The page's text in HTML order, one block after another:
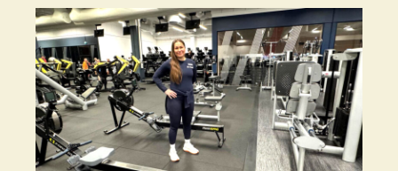
standardeja mukaillen. Tallberg ei kuulu lakisääteisen
kestävyysraportoinnin piiriin, mutta on päättänyt
raportoida vastuullisuudestaan vapaaehtoisesti.
Konsernin vastuullisuusraportti on laadittu mukaillen
EFRAG:n (European Financial Reporting Advisory
Group) joulukuussa 2025 julkaisemia
yksinkertaistettuja ESRS-standardeja. Päätös perustuu
haluun…